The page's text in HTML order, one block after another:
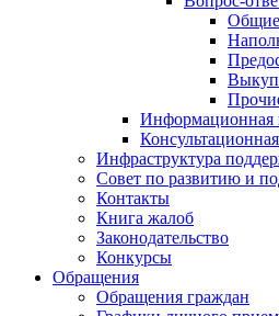
Выкуп
Информационная
Инфраструктура
Совет по развитию и
Контакты
Книга жалоб
Законодательство
Конкурсы
Обращения
Обращения граждан